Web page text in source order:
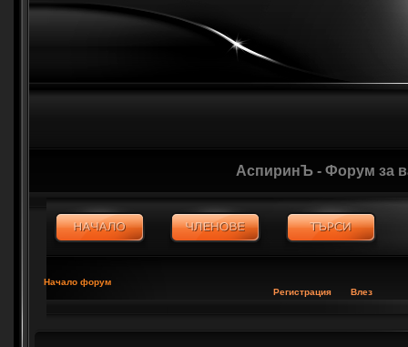
АспиринЪ - Форум за
Начало форум
Регистрация
Влез